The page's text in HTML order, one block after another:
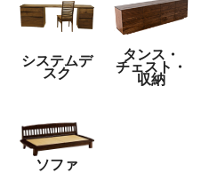
システムデ
スク
タンス・
チェスト・
収納
ソファ